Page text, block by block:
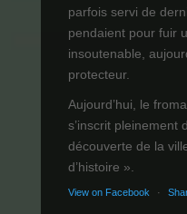
parfois servi de
pendaient pour fuir
insoutenable,
protecteur.
Aujourd’hui, le
s’inscrit pleinement
découverte de la
d’histoire ».
View on Facebook ·